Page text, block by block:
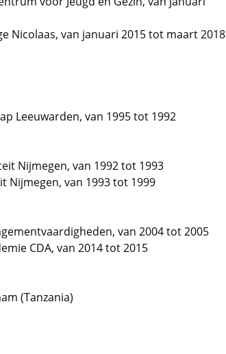
Nicolaas, van januari 2015 tot maart 2018
Leeuwarden, van 1995 tot 1992
Nijmegen, van 1992 tot 1993
Nijmegen, van 1993 tot 1999
van 2004 tot 2005
CDA, van 2014 tot 2015
(Tanzania)